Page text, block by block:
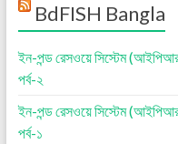
BdFISH Bangla
ইন-পন্ড রেসওয়ে সিস্টেম
পর্ব-২
ইন-পন্ড রেসওয়ে সিস্টেম
পর্ব-১